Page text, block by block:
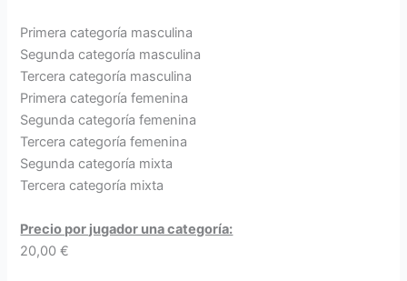
Primera categoría masculina
Segunda categoría masculina
Tercera categoría masculina
Primera categoría femenina
Segunda categoría femenina
Tercera categoría femenina
Segunda categoría mixta
Tercera categoría mixta
Precio por jugador una categoría:
20,00 €